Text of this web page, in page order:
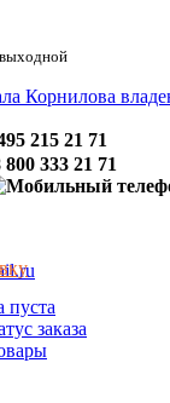
Корнилова
215 21 71
800 333 21 71
пуста
заказа